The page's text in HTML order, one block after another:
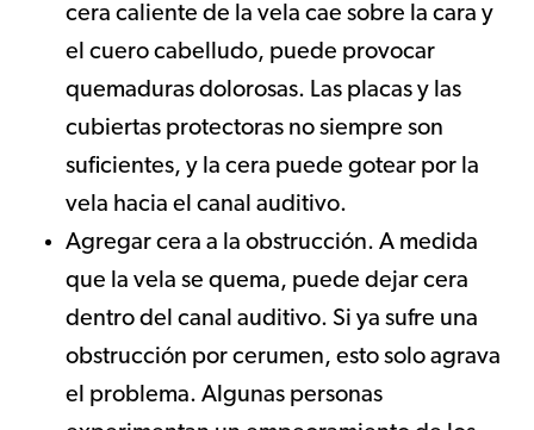
cera caliente de la vela cae sobre la cara y
el cuero cabelludo, puede provocar
quemaduras dolorosas. Las placas y las
cubiertas protectoras no siempre son
suficientes, y la cera puede gotear por la
vela hacia el canal auditivo.
Agregar cera a la obstrucción. A medida
que la vela se quema, puede dejar cera
dentro del canal auditivo. Si ya sufre una
obstrucción por cerumen, esto solo agrava
el problema. Algunas personas